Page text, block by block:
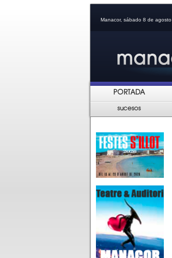
Manacor, sábado 8 de agosto